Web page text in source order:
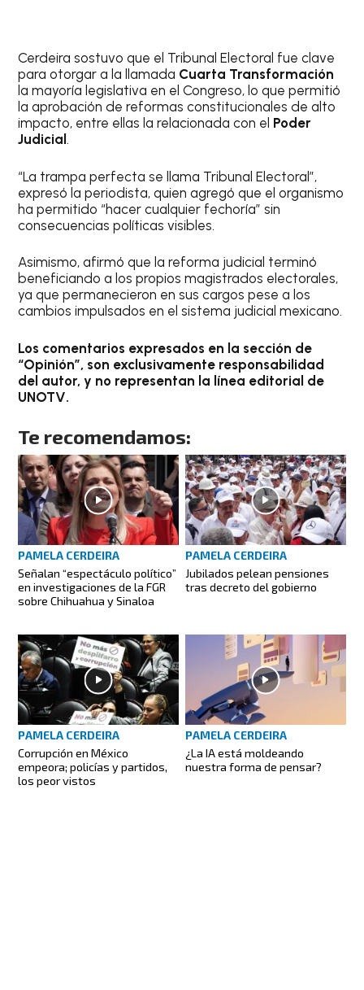
Cerdeira sostuvo que el Tribunal Electoral fue clave
para otorgar a la llamada Cuarta Transformación
la mayoría legislativa en el Congreso, lo que permitió
la aprobación de reformas constitucionales de alto
impacto, entre ellas la relacionada con el Poder
Judicial.
“La trampa perfecta se llama Tribunal Electoral”,
expresó la periodista, quien agregó que el organismo
ha permitido “hacer cualquier fechoría” sin
consecuencias políticas visibles.
Asimismo, afirmó que la reforma judicial terminó
beneficiando a los propios magistrados electorales,
ya que permanecieron en sus cargos pese a los
cambios impulsados en el sistema judicial mexicano.
Los comentarios expresados en la sección de
“Opinión”, son exclusivamente responsabilidad
del autor, y no representan la línea editorial de
UNOTV.
Te recomendamos:
PAMELA CERDEIRA
Señalan “espectáculo político”
en investigaciones de la FGR
sobre Chihuahua y Sinaloa
PAMELA CERDEIRA
Jubilados pelean pensiones
tras decreto del gobierno
PAMELA CERDEIRA
Corrupción en México
empeora; policías y partidos,
los peor vistos
PAMELA CERDEIRA
¿La IA está moldeando
nuestra forma de pensar?